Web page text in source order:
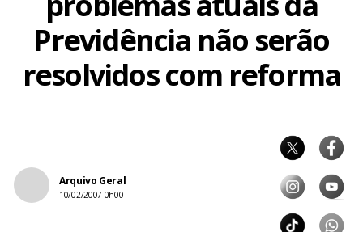
Previdência não serão
resolvidos com reforma
Arquivo Geral
10/02/2007 0h00